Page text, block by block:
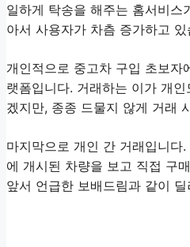
일하게 탁송을 해주는 홈서비
아서 사용자가 차츰 증가하고 있
개인적으로 중고차 구입 초보자
랫폼입니다. 거래하는 이가 개
겠지만, 종종 드물지 않게 거래
마지막으로 개인 간 거래입니다
에 개시된 차량을 보고 직접 구
앞서 언급한 보배드림과 같이